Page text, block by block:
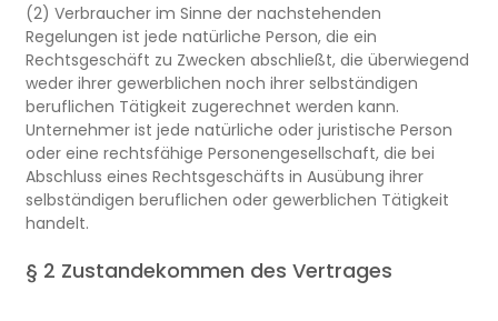
(2) Verbraucher im Sinne der nachstehenden
Regelungen ist jede natürliche Person, die ein
Rechtsgeschäft zu Zwecken abschließt, die überwiegend
weder ihrer gewerblichen noch ihrer selbständigen
beruflichen Tätigkeit zugerechnet werden kann.
Unternehmer ist jede natürliche oder juristische Person
oder eine rechtsfähige Personengesellschaft, die bei
Abschluss eines Rechtsgeschäfts in Ausübung ihrer
selbständigen beruflichen oder gewerblichen Tätigkeit
handelt.
§ 2 Zustandekommen des Vertrages